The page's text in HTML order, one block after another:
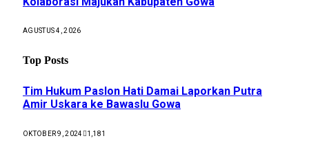
AGUSTUS 4, 2026
Top Posts
Tim Hukum Paslon Hati Damai Laporkan Putra
Amir Uskara ke Bawaslu Gowa
OKTOBER 9, 2024 1,181